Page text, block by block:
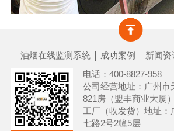
油烟在线监测系统 成功案例 新闻资
电话：400-8827-958
公司经营地址：广州市
821房（盟丰商业大厦）
工厂（收发货）地址：
七路2号2幢5层